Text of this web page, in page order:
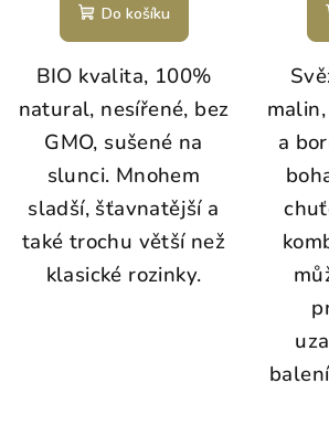
Do košíku
BIO kvalita, 100%
natural, nesířené, bez
GMO, sušené na
slunci. Mnohem
sladší, šťavnatější a
také trochu větší než
klasické rozinky.
a